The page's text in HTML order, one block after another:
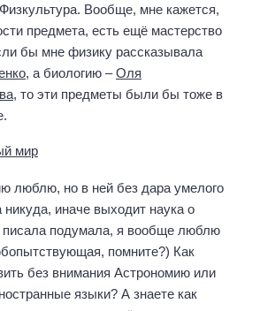
Вообще, мне кажется,
предмета, есть ещё мастерство
бы мне физику рассказывала
, а биологию –Оля
, то эти предметы были бы тоже в
люблю, но в ней без дара умелого
никуда, иначе выходит наука о
писала подумала, я вообще люблю
помните?) Как
без внимания Астрономию или
языки? А знаете как